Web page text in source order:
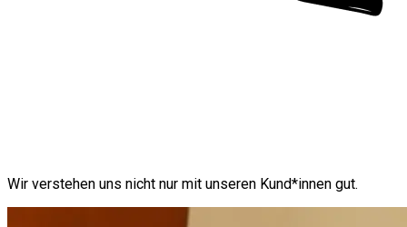
Wir verstehen uns nicht nur mit unseren Kund*innen gut.